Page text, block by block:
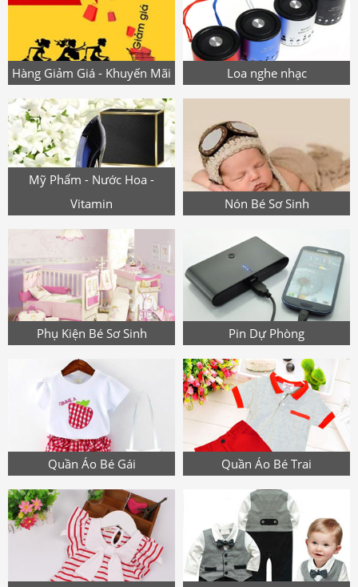
Hàng Giảm Giá - Khuyến Mãi Loa nghe nhạc
Mỹ Phẩm - Nước Hoa -
Vitamin
Nón Bé Sơ Sinh
Phụ Kiện Bé Sơ Sinh Pin Dự Phòng
Quần Áo Bé Gái Quần Áo Bé Trai